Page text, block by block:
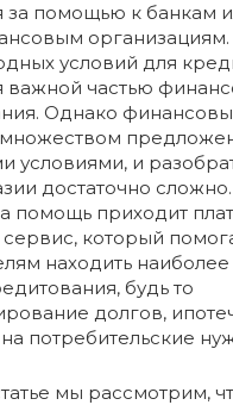
за помощью к банкам
организациям.
условий для
важной частью
Однако
множеством
условиями, и
достаточно сложно.
помощь приходит
сервис, который
находить
будь то
долгов,
потребительские
мы рассмотрим,